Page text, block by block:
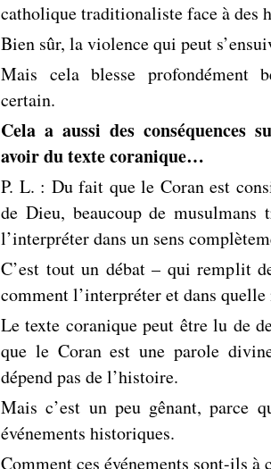
catholique traditionaliste face à des
Bien sûr, la violence qui peut
Mais cela blesse profondément
certain.
Cela a aussi des conséquences
avoir du texte coranique…
P. L. : Du fait que le Coran est
de Dieu, beaucoup de
l’interpréter dans un sens
C’est tout un débat – qui remplit
comment l’interpréter et dans
Le texte coranique peut être lu de
que le Coran est une parole
dépend pas de l’histoire.
Mais c’est un peu gênant, parce
événements historiques.
Comment ces événements sont-ils à